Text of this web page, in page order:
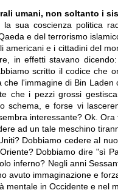
umani, non soltanto i
sua coscienza politica
e del terrorismo
americani e i cittadini del
in effetti stavano
scritto il codice che
l'immagine di Bin
che i pezzi grossi
schema, e forse vi
interessante? Ok. Ora
ad un tale meschino
Dobbiamo cedere al
Dobbiamo dire "sì
inferno? Negli anni
avuto immaginazione e
mentale in Occidente e nel